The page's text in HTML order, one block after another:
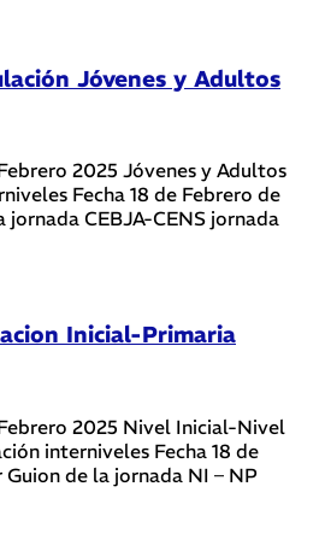
Jóvenes y Adultos
2025 Jóvenes y Adultos
Fecha 18 de Febrero de
jornada CEBJA-CENS jornada
Inicial-Primaria
2025 Nivel Inicial-Nivel
interniveles Fecha 18 de
Guion de la jornada NI – NP